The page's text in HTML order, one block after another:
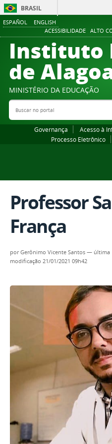
ESPAÑOL ENGLISH
ACESSIBILIDADE ALTO
BRASIL
Instituto
de
MINISTÉRIO DA EDUCAÇÃO
Buscar no portal
Governança Acesso à
Processo Eletrônico
Professor
França
porGerônimo Vicente Santos — última
modificação 21/01/2021 09h42